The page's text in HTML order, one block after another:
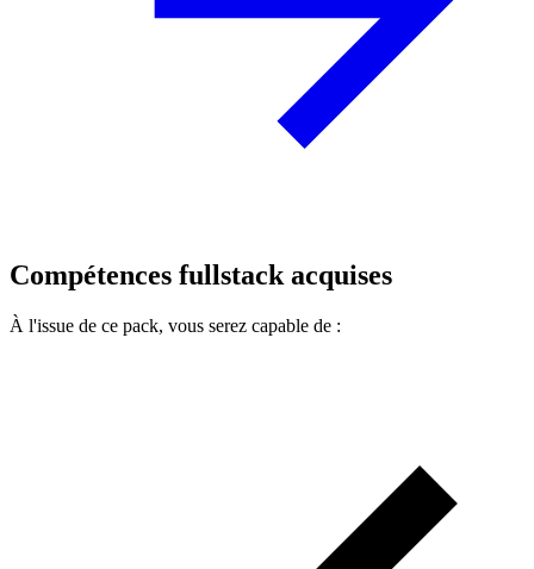
Compétences fullstack acquises
À l'issue de ce pack, vous serez capable de :